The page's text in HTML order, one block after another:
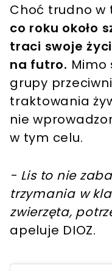
Choć trudno w
co roku około
traci swoje
na futro. Mimo
grupy
traktowania
nie
w tym celu.
- Lis to nie
trzymania w
zwierzęta,
apeluje DIOZ.